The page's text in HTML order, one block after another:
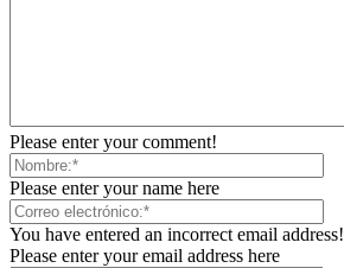
Please enter your comment!
Please enter your name here
You have entered an incorrect email address!
Please enter your email address here